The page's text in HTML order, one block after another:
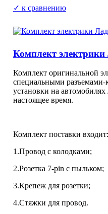
✓ к сравнению
Комплект
Комплект оригинальной
специальными разъемами-
установки на
настоящее время.
Комплект поставки входит:
1.Провод с колодками;
2.Розетка 7-pin с пыльком;
3.Крепеж для розетки;
4.Стяжки для провод.